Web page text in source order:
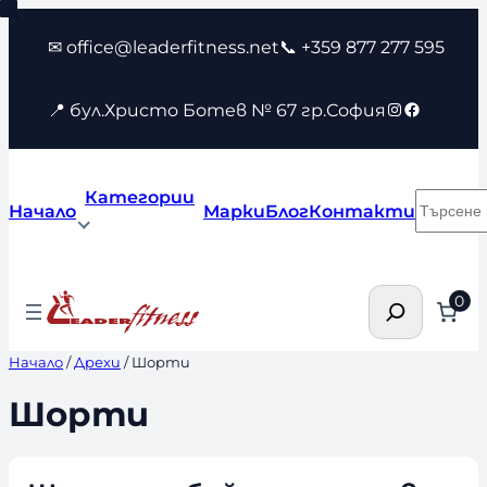
Към
съдържанието
✉ office@leaderfitness.net📞 +359 877 277 595
📍 бул.Христо Ботев № 67 гр.София Instagram
Facebook
Начало
Категории
МаркиБлогКонтакти
Търсене 0
Начало/Дрехи / Шорти
Шорти